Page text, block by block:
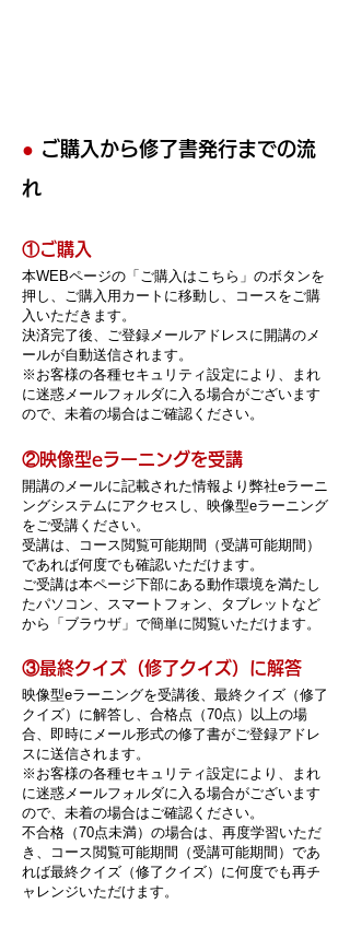
● ご購入から修了書発行までの流
れ
​①ご購入
本WEBページの「ご購入はこちら」のボタンを
押し、ご購入用カートに移動し、コースをご購
入いただきます。
決済完了後、ご登録メールアドレスに開講のメ
ールが自動送信されます。
※お客様の各種セキュリティ設定により、まれ
に迷惑メールフォルダに入る場合がございます
ので、未着の場合はご確認ください。
​②映像型eラーニングを受講
開講のメールに記載された情報より弊社eラーニ
ングシステムにアクセスし、映像型eラーニング
をご受講ください。
受講は、コース閲覧可能期間（受講可能期間）
であれば何度でも確認いただけます。
ご受講は本ページ下部にある動作環境を満たし
たパソコン、スマートフォン、タブレットなど
から「ブラウザ」で簡単に閲覧いただけます。
​③最終クイズ（修了クイズ）に解答
映像型eラーニングを受講後、最終クイズ（修了
クイズ）に解答し、合格点（70点）以上の場
合、即時にメール形式の修了書がご登録アドレ
スに送信されます。
※お客様の各種セキュリティ設定により、まれ
に迷惑メールフォルダに入る場合がございます
ので、未着の場合はご確認ください。
不合格（70点未満）の場合は、再度学習いただ
き、
コース閲覧可能期間（受講可能期間）であ
れば最終クイズ（修了クイズ）に何度でも再チ
ャレンジいただけます。